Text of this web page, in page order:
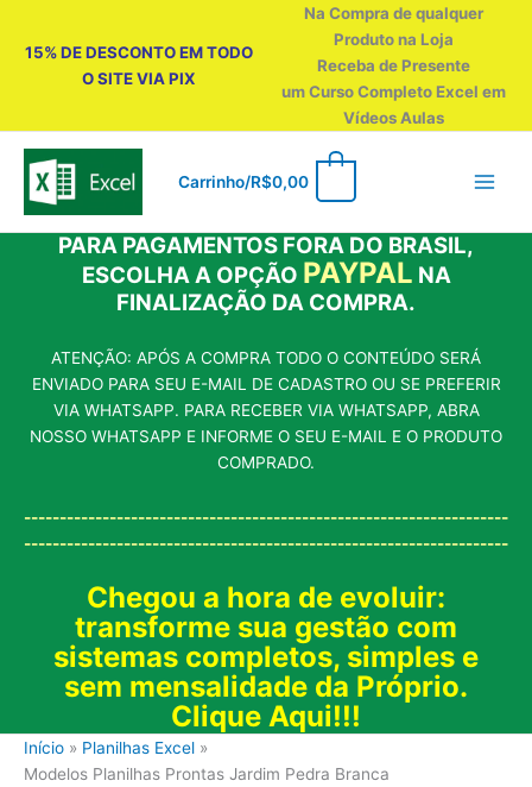
15% DE DESCONTO EM TODO
O SITE VIA PIX
Na Compra de qualquer
Produto na Loja
Receba de Presente
um Curso Completo Excel em
Vídeos Aulas
Carrinho/R$0,00
PARA PAGAMENTOS FORA DO BRASIL,
ESCOLHA A OPÇÃO PAYPAL NA
FINALIZAÇÃO DA COMPRA.
ATENÇÃO: APÓS A COMPRA TODO O CONTEÚDO SERÁ
ENVIADO PARA SEU E-MAIL DE CADASTRO OU SE PREFERIR
VIA WHATSAPP. PARA RECEBER VIA WHATSAPP, ABRA
NOSSO WHATSAPP E INFORME O SEU E-MAIL E O PRODUTO
COMPRADO.
--------------------------------------------------------------------
--------------------------------------------------------------------
Chegou a hora de evoluir:
transforme sua gestão com
sistemas completos, simples e
sem mensalidade da Próprio.
Clique Aqui!!!
Início
Planilhas Excel
Modelos Planilhas Prontas Jardim Pedra Branca